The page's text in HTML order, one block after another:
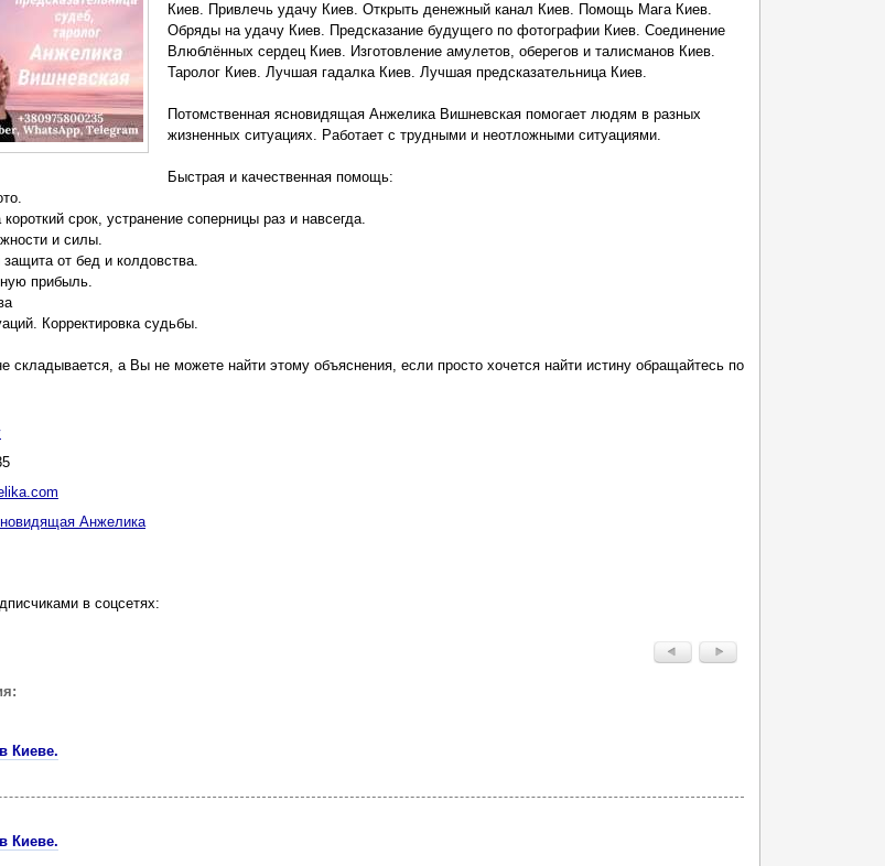
Киев. Привлечь удачу Киев. Открыть денежный канал Киев. Помощь Мага Киев.
Обряды на удачу Киев. Предсказание будущего по фотографии Киев. Соединение
Влюблённых сердец Киев. Изготовление амулетов, оберегов и талисманов Киев.
Таролог Киев. Лучшая гадалка Киев. Лучшая предсказательница Киев.
Потомственная ясновидящая Анжелика Вишневская помогает людям в разных
жизненных ситуациях. Работает с трудными и неотложными ситуациями.
Быстрая и качественная помощь:
срок, устранение соперницы раз и навсегда.
и силы.
от бед и колдовства.
прибыль.
Корректировка судьбы.
складывается, а Вы не можете найти этому объяснения, если просто хочется найти истину обращайтесь по
Анжелика
в соцсетях:
Киеве.
Киеве.